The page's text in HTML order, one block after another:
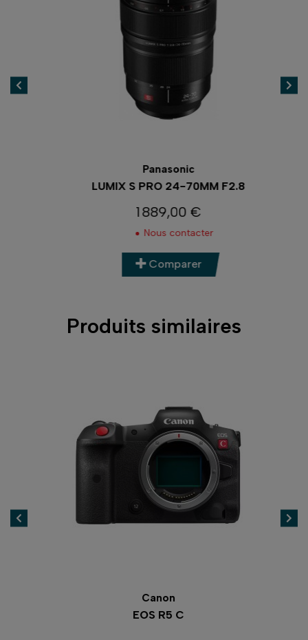
Panasonic
LUMIX S PRO 24-70MM F2.8
Prix
1 889,00 €
Nous contacter
Comparer
Produits similaires
Canon
EOS R5 C